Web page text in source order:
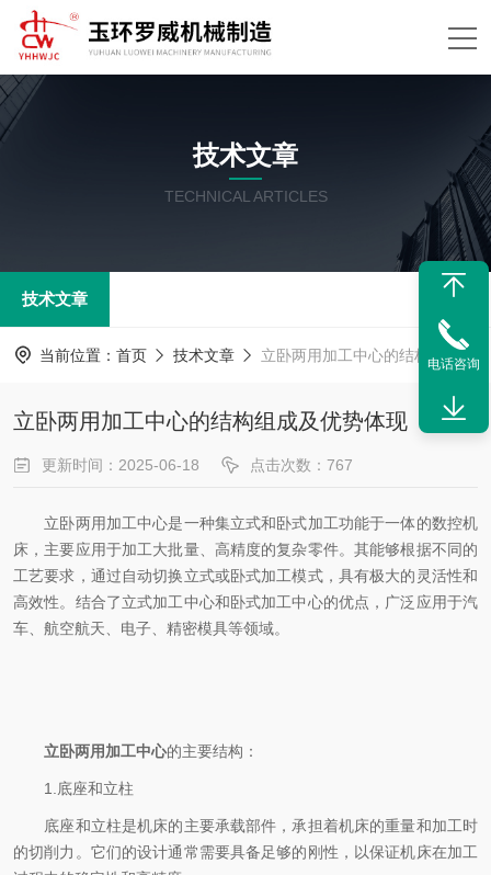
技术文章
TECHNICAL ARTICLES
技术文章
当前位置： 首页 技术文章 立卧两用加工中心的结构组成及优势体现
立卧两用加工中心的结构组成及优势体现
更新时间：2025-06-18 点击次数：767
立卧两用加工中心是一种集立式和卧式加工功能于一体的数控机
床，主要应用于加工大批量、高精度的复杂零件。其能够根据不同的
工艺要求，通过自动切换立式或卧式加工模式，具有极大的灵活性和
高效性。结合了立式加工中心和卧式加工中心的优点，广泛应用于汽
车、航空航天、电子、精密模具等领域。
立卧两用加工中心的主要结构：
1.底座和立柱
底座和立柱是机床的主要承载部件，承担着机床的重量和加工时
的切削力。它们的设计通常需要具备足够的刚性，以保证机床在加工
电话咨询